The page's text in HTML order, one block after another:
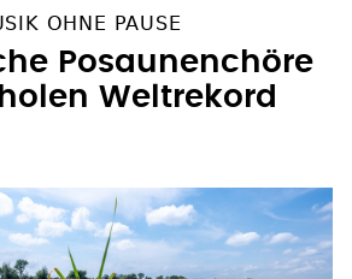
OHNE PAUSE
Posaunenchöre
Weltrekord